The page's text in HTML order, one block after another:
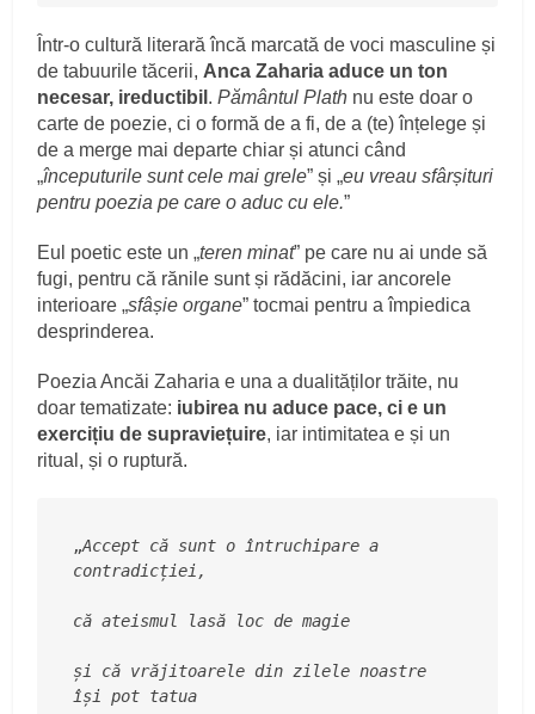
Într-o cultură literară încă marcată de voci masculine și
de tabuurile tăcerii, Anca Zaharia aduce un ton
necesar, ireductibil .Pământul Plath nu este doar o
carte de poezie, ci o formă de a fi, de a (te) înțelege și
de a merge mai departe chiar și atunci când
„începuturile sunt cele mai grele” și „eu vreau sfârșituri
pentru poezia pe care o aduc cu ele.”
Eul poetic este un „teren minat” pe care nu ai unde să
fugi, pentru că rănile sunt și rădăcini, iar ancorele
interioare „sfâșie organe” tocmai pentru a împiedica
desprinderea.
Poezia Ancăi Zaharia e una a dualităților trăite, nu
doar tematizate: iubirea nu aduce pace, ci e un
exercițiu de supraviețuire, iar intimitatea e și un
ritual, și o ruptură.
„Accept că sunt o întruchipare a
contradicției,
că ateismul lasă loc de magie
și că vrăjitoarele din zilele noastre
își pot tatua